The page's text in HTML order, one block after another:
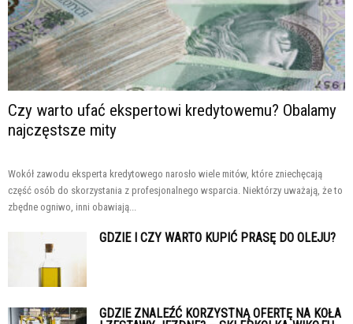
Czy warto ufać ekspertowi kredytowemu? Obalamy
najczęstsze mity
Wokół zawodu eksperta kredytowego narosło wiele mitów, które zniechęcają
część osób do skorzystania z profesjonalnego wsparcia. Niektórzy uważają, że to
zbędne ogniwo, inni obawiają...
GDZIE I CZY WARTO KUPIĆ PRASĘ DO OLEJU?
GDZIE ZNALEŹĆ KORZYSTNĄ OFERTĘ NA KOŁA